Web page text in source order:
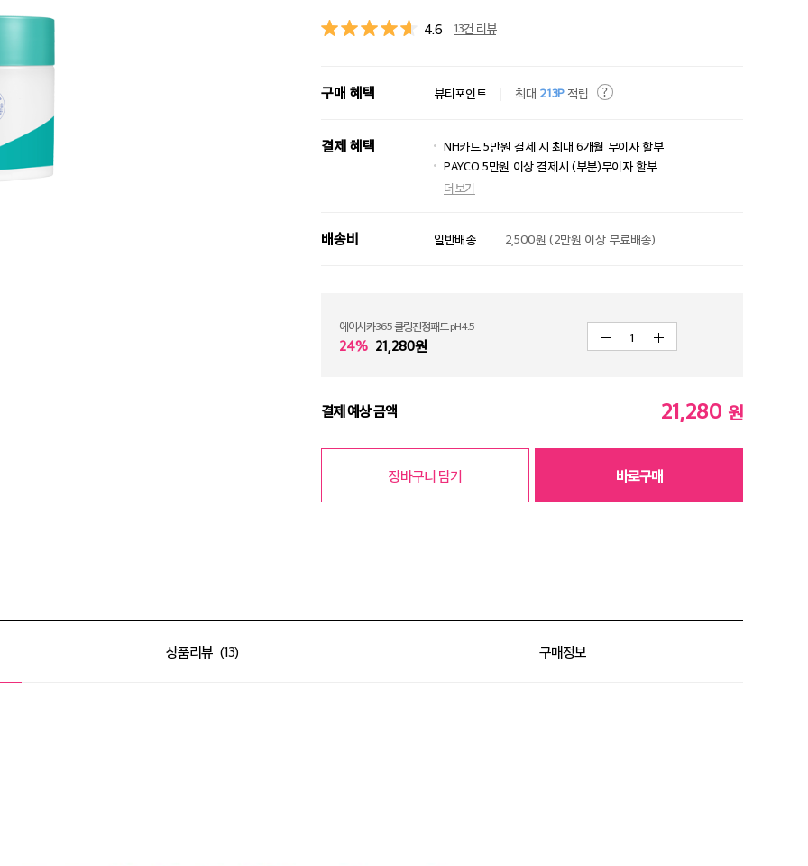
4.6 13건 리뷰
구매 혜택 뷰티포인트 최대 213P적립
결제 혜택
NH카드 5만원 결제 시 최대 6개월 무이자 할부
PAYCO 5만원 이상 결제시 (부분)무이자 할부
더보기
배송비 일반배송 2,500원 (2만원 이상 무료배송)
에이시카365 쿨링진정패드 pH4.5
24% 21,280원 1
결제 예상 금액 21,280 원
장바구니 담기 바로구매
상품리뷰 13 구매정보